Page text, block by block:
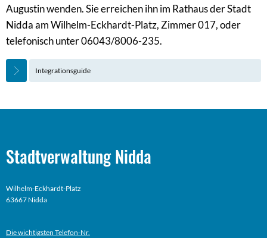
Augustin wenden. Sie erreichen ihn im Rathaus der Stadt
Nidda am Wilhelm-Eckhardt-Platz, Zimmer 017, oder
telefonisch unter 06043/8006-235.
Integrationsguide
Stadtverwaltung Nidda
Wilhelm-Eckhardt-Platz
63667 Nidda
Die wichtigsten Telefon-Nr.